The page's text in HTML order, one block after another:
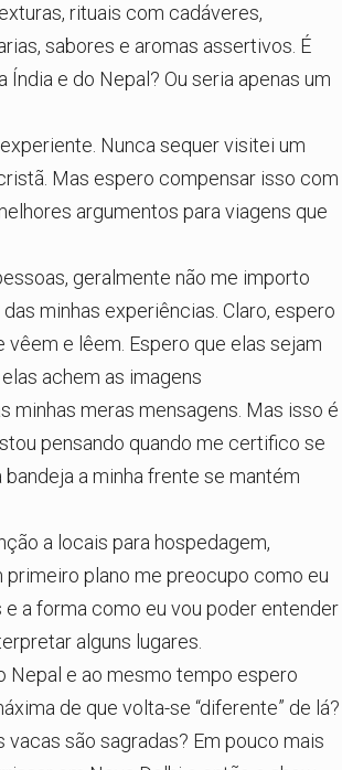
rituais com cadáveres,
sabores e aromas assertivos. É
e do Nepal? Ou seria apenas um
Nunca sequer visitei um
Mas espero compensar isso com
argumentos para viagens que
geralmente não me importo
minhas experiências. Claro, espero
e lêem. Espero que elas sejam
achem as imagens
minhas meras mensagens. Mas isso é
pensando quando me certifico se
a minha frente se mantém
a locais para hospedagem,
primeiro plano me preocupo como eu
a forma como eu vou poder entender
alguns lugares.
Nepal e ao mesmo tempo espero
de que volta-se “diferente” de lá?
vacas são sagradas? Em pouco mais